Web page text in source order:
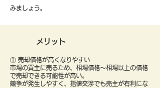
みましょう。
メリット
① 売却価格が高くなりやすい
市場の買主に売るため、相場価格〜相場以上の価格
で売却できる可能性が高い。
競争が発生しやすく、指値交渉でも売主が有利にな